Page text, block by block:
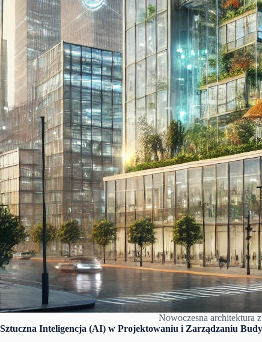
Nowoczesna architektura
Sztuczna Inteligencja (AI) w Projektowaniu i Zarządzaniu